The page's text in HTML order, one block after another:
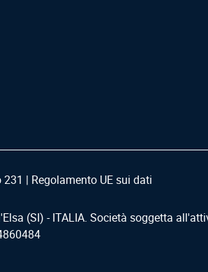
231 | Regolamento UE sui dati
(SI) - ITALIA. Società soggetta